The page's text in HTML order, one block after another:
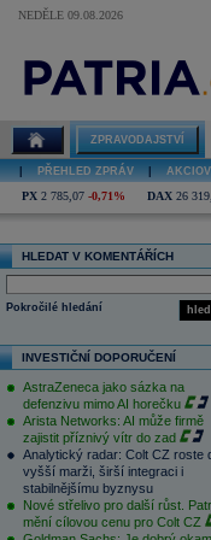
NEDĚLE 09.08.2026
ZPRAVODAJSTVÍ
PŘEHLED ZPRÁV
PX 2 785,07 -0,71% DAX 26
HLEDAT V KOMENTÁŘÍCH
Pokročilé hledání
INVESTIČNÍ DOPORUČENÍ
AstraZeneca jako sázka na
defenzivu mimo AI horečku
Arista Networks: AI může firmě
zajistit příznivý vítr do zad
Analytický radar: Colt CZ roste
vyšší marži, širší integraci i
stabilnějšímu byznysu
Nové střelivo pro další růst.
mění cílovou cenu pro Colt CZ